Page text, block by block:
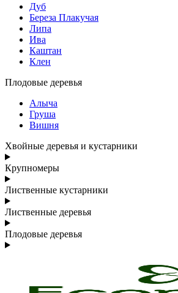
Дуб
Береза Плакучая
Липа
Ива
Каштан
Клен
Плодовые деревья
Алыча
Груша
Вишня
Хвойные деревья и кустарники
Крупномеры
Лиственные кустарники
Лиственные деревья
Плодовые деревья